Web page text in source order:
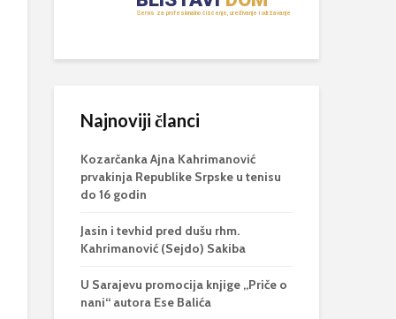
Najnoviji članci
Kozarčanka Ajna Kahrimanović
prvakinja Republike Srpske u tenisu
do 16 godin
Jasin i tevhid pred dušu rhm.
Kahrimanović (Sejdo) Sakiba
U Sarajevu promocija knjige „Priče o
nani“ autora Ese Balića